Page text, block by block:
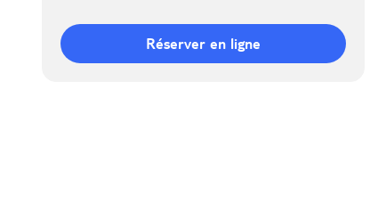
10/09/2026
MER.
Réserver en ligne